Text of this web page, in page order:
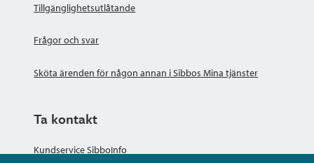
Tillgänglighetsutlåtande
Frågor och svar
Sköta ärenden för någon annan i Sibbos Mina tjänster
Ta kontakt
Kundservice SibboInfo